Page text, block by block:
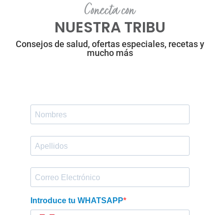
Conecta con
NUESTRA TRIBU
Consejos de salud, ofertas especiales, recetas y
mucho más
Introduce tu WHATSAPP